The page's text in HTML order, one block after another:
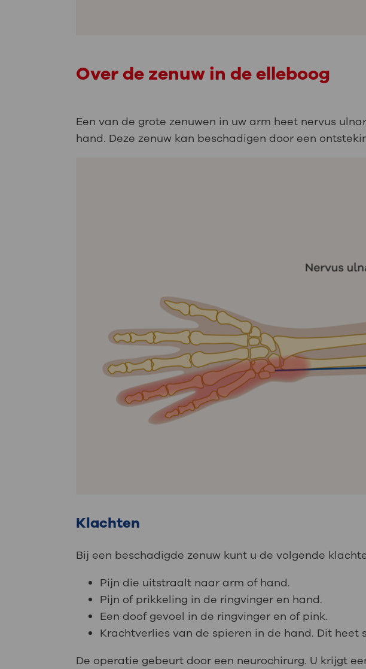
Over de zenuw in de elleboog
Een van de grote zenuwen in uw arm heet nervus
hand. Deze zenuw kan beschadigen door een
Klachten
Bij een beschadigde zenuw kunt u de volgende
Pijn die uitstraalt naar arm of hand.
Pijn of prikkeling in de ringvinger en hand.
Een doof gevoel in de ringvinger en of pink.
Krachtverlies van de spieren in de hand. Dit heet
De operatie gebeurt door een neurochirurg. U krijgt